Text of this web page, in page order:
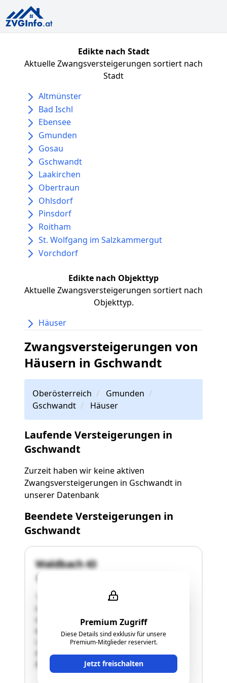
Edikte nach Stadt
Aktuelle Zwangsversteigerungen sortiert nach
Stadt
Altmünster
Bad Ischl
Ebensee
Gmunden
Gosau
Gschwandt
Laakirchen
Obertraun
Ohlsdorf
Pinsdorf
Roitham
St. Wolfgang im Salzkammergut
Vorchdorf
Edikte nach Objekttyp
Aktuelle Zwangsversteigerungen sortiert nach
Objekttyp.
Häuser
Zwangsversteigerungen von
Häusern in Gschwandt
Oberösterreich
Gmunden
Gschwandt
Häuser
Laufende Versteigerungen in
Gschwandt
Zurzeit haben wir keine aktiven
Zwangsversteigerungen in Gschwandt in
unserer Datenbank
Beendete Versteigerungen in
Gschwandt
Premium Zugriff
Diese Details sind exklusiv für unsere
Premium-Mitglieder reserviert.
Jetzt freischalten
Waldbach 43
"Die Liegenschaft befindet sich ca. 2 km
südwestlich des Gemeindeamtes von Gschwandt
und liegt ca. 650 m südlich eines Kreisverkehrs,
welcher die Verbindung der Vorchdorfer Straße
L1306 und der B 120 Scharnsteiner Straße
darstellt.
Beim von der Beurteilung betroffenen …"